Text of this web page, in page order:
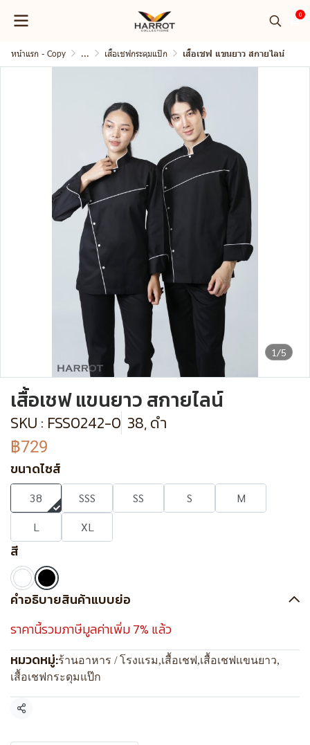
0
หน้าแรก - Copy ... เสื้อเชฟกระดุมแป๊ก เสื้อเชฟ แขนยาว สกายไลน์
1/5
เสื้อเชฟ แขนยาว สกายไลน์
SKU : FSS0242-0 38, ดำ
฿729
ขนาดไซส์
38 SSS SS S
M
L
XL
สี
คำอธิบายสินค้าแบบย่อ
ราคานี้รวมภาษีมูลค่าเพิ่ม 7% แล้ว
หมวดหมู่:ร้านอาหาร / โรงแรม,เสื้อเชฟ,เสื้อเชฟแขนยาว,
เสื้อเชฟกระดุมแป๊ก
แชร์